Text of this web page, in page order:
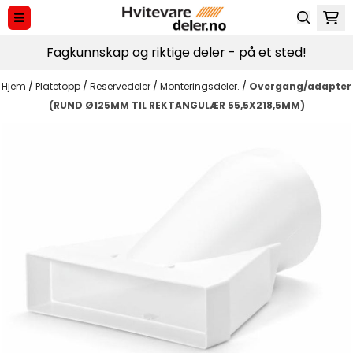
Hopp til innhold
Fagkunnskap og riktige deler - på et sted!
Hjem / Platetopp / Reservedeler / Monteringsdeler. / Overgang/adapter
(RUND Ø125MM TIL REKTANGULÆR 55,5X218,5MM)